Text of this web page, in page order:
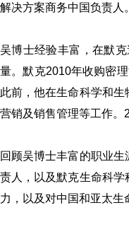
解决方案商务中国负责人。
吴博士经验丰富，在默
量。默克2010年收购密
此前，他在生命科学和
营销及销售管理等工作
回顾吴博士丰富的职业
责人，以及默克生命科
力，以及对中国和亚太生